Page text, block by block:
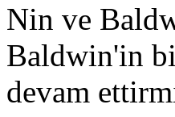
Nin ve
Baldwin'in
devam